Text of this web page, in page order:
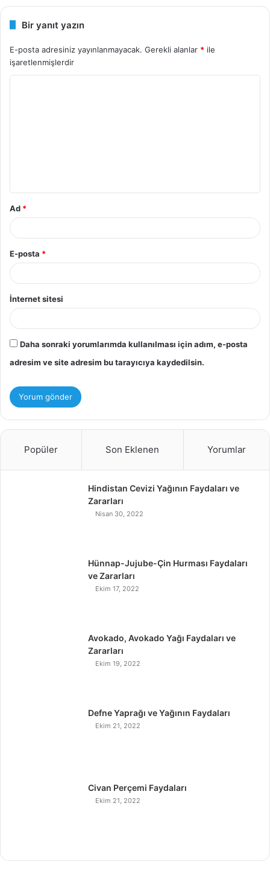
Bir yanıt yazın
E-posta adresiniz yayınlanmayacak. Gerekli alanlar * ile
işaretlenmişlerdir
Ad *
E-posta *
İnternet sitesi
Daha sonraki yorumlarımda kullanılması için adım, e-posta
adresim ve site adresim bu tarayıcıya kaydedilsin.
Popüler Son Eklenen Yorumlar
Hindistan Cevizi Yağının Faydaları ve
Zararları
Nisan 30, 2022
Hünnap-Jujube-Çin Hurması Faydaları
ve Zararları
Ekim 17, 2022
Avokado, Avokado Yağı Faydaları ve
Zararları
Ekim 19, 2022
Defne Yaprağı ve Yağının Faydaları
Ekim 21, 2022
Civan Perçemi Faydaları
Ekim 21, 2022